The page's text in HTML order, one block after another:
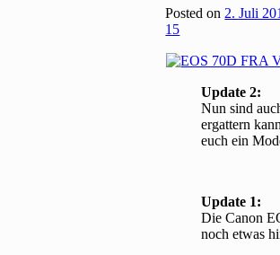
Posted on 2. Juli
15
Update 2:
Nun sind
ergattern
euch ein
Update 1:
Die Canon
noch etwas